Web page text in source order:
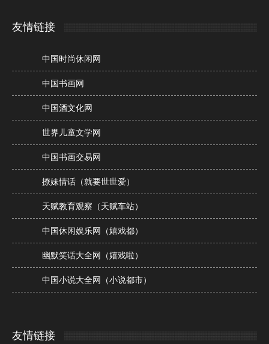
友情链接
中国时尚休闲网
中国书画网
中国酒文化网
世界儿童文学网
中国书画交易网
撩妹情话（就要世世爱）
天赋教育观察（天赋车站）
中国休闲娱乐网（嬉戏都）
幽默笑话大全网（嬉戏啦）
中国小说大全网（小说都市）
友情链接